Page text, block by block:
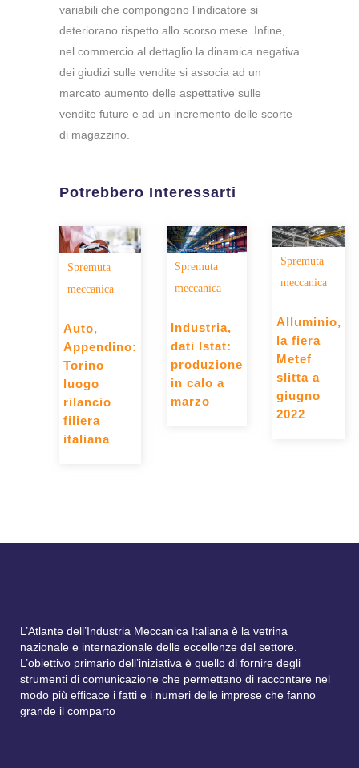
variabili che compongono l’indicatore si
deteriorano rispetto allo scorso mese. Infine,
nel commercio al dettaglio la dinamica negativa
dei giudizi sulle vendite si associa ad un
marcato aumento delle aspettative sulle
vendite future e ad un incremento delle scorte
di magazzino.
Potrebbero Interessarti
Spremuta
meccanica
Auto,
Appendino:
Torino
luogo
rilancio
filiera
italiana
Spremuta
meccanica
Industria,
dati Istat:
produzione
in calo a
marzo
Spremuta
meccanica
Alluminio,
la fiera
Metef
slitta a
giugno
2022
L’Atlante dell’Industria Meccanica Italiana è la vetrina
nazionale e internazionale delle eccellenze del settore.
L’obiettivo primario dell’iniziativa è quello di fornire degli
strumenti di comunicazione che permettano di raccontare nel
modo più efficace i fatti e i numeri delle imprese che fanno
grande il comparto